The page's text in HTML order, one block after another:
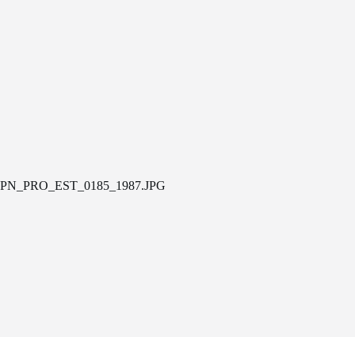
PN_PRO_EST_0185_1987.JPG